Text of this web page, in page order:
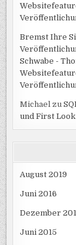
Bremst Ihre
Schwabe -
Michael zu
und First Look
August 2019
Juni 2016
Dezember
Juni 2015